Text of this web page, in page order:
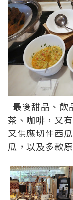
最後甜品、飲
茶、咖啡，又
又供應切件西
瓜，以及多款